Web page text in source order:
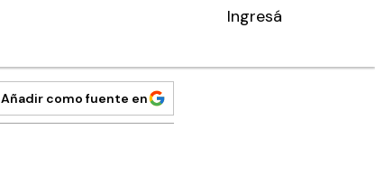
Ingresá
Añadir como fuente en